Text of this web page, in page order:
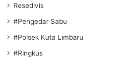
Resedivis
#Pengedar Sabu
#Polsek Kuta Limbaru
#Ringkus